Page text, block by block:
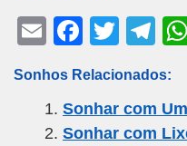
E
ail
F
c
e
T
tt
er
T
e
gr
Sonhos Relacionados:
Sonhar com
Sonhar com